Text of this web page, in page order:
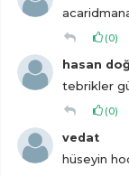
(0)
hasan
tebrikler
(0)
vedat
hüseyin